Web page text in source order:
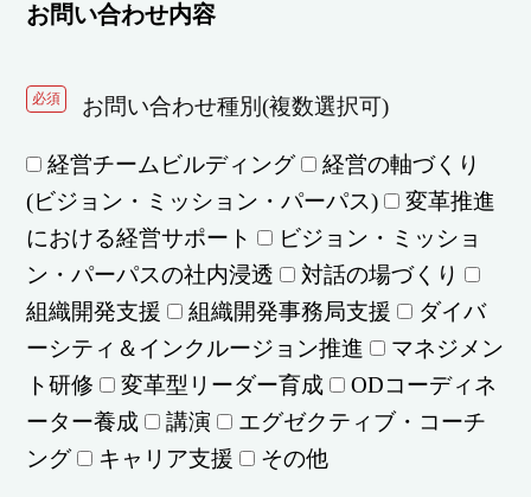
お問い合わせ内容
必須 お問い合わせ種別(複数選択可)
経営チームビルディング
経営の軸づくり
(ビジョン・ミッション・パーパス)
変革推進
における経営サポート
ビジョン・ミッショ
ン・パーパスの社内浸透
対話の場づくり
組織開発支援
組織開発事務局支援
ダイバ
ーシティ＆インクルージョン推進
マネジメン
ト研修
変革型リーダー育成
ODコーディネ
ーター養成
講演
エグゼクティブ・コーチ
ング
キャリア支援 その他